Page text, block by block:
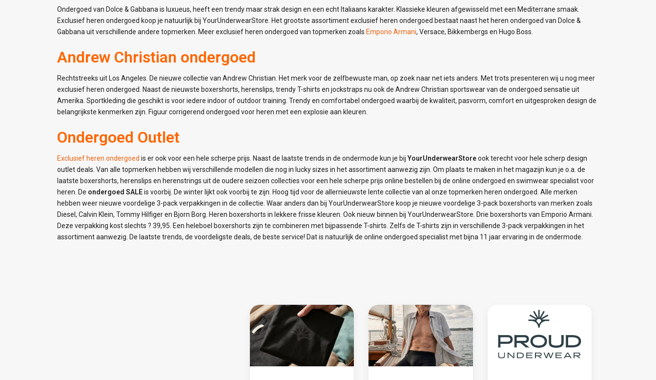
Ondergoed van Dolce & Gabbana is luxueus, heeft een trendy maar strak design en een echt Italiaans karakter. Klassieke kleuren afgewisseld met een Mediterrane smaak.
Exclusief heren ondergoed koop je natuurlijk bij YourUnderwearStore. Het grootste assortiment exclusief heren ondergoed bestaat naast het heren ondergoed van Dolce &
Gabbana uit verschillende andere topmerken. Meer exclusief heren ondergoed van topmerken zoals Emporio Armani, Versace, Bikkembergs en Hugo Boss.
Andrew Christian ondergoed
Rechtstreeks uit Los Angeles. De nieuwe collectie van Andrew Christian. Het merk voor de zelfbewuste man, op zoek naar net iets anders. Met trots presenteren wij u nog meer
exclusief heren ondergoed. Naast de nieuwste boxershorts, herenslips, trendy T-shirts en jockstraps nu ook de Andrew Christian sportswear van de ondergoed sensatie uit
Amerika. Sportkleding die geschikt is voor iedere indoor of outdoor training. Trendy en comfortabel ondergoed waarbij de kwaliteit, pasvorm, comfort en uitgesproken design de
belangrijkste kenmerken zijn. Figuur corrigerend ondergoed voor heren met een explosie aan kleuren.
Ondergoed Outlet
Exclusief heren ondergoed is er ook voor een hele scherpe prijs. Naast de laatste trends in de ondermode kun je bij YourUnderwearStoreook terecht voor hele scherp design
outlet deals. Van alle topmerken hebben wij verschillende modellen die nog in lucky sizes in het assortiment aanwezig zijn. Om plaats te maken in het magazijn kun je o.a. de
laatste boxershorts, herenslips en herenstrings uit de oudere seizoen collecties voor een hele scherpe prijs online bestellen bij de online ondergoed en swimwear specialist voor
heren. De ondergoed SALEis voorbij. De winter lijkt ook voorbij te zijn. Hoog tijd voor de allernieuwste lente collectie van al onze topmerken heren ondergoed. Alle merken
hebben weer nieuwe voordelige 3-pack verpakkingen in de collectie. Waar anders dan bij YourUnderwearStore koop je nieuwe voordelige 3-pack boxershorts van merken zoals
Diesel, Calvin Klein, Tommy Hilfiger en Bjorn Borg. Heren boxershorts in lekkere frisse kleuren. Ook nieuw binnen bij YourUnderwearStore. Drie boxershorts van Emporio Armani.
Deze verpakking kost slechts ? 39,95. Een heleboel boxershorts zijn te combineren met bijpassende T-shirts. Zelfs de T-shirts zijn in verschillende 3-pack verpakkingen in het
assortiment aanwezig. De laatste trends, de voordeligste deals, de beste service! Dat is natuurlijk de online ondergoed specialist met bijna 11 jaar ervaring in de ondermode.